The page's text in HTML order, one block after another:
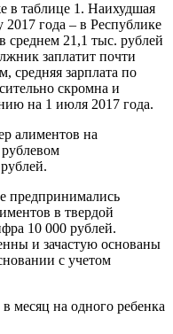
в таблице 1. Наихудшая
года – в Республике
среднем 21,1 тыс. рублей
заплатит почти
средняя зарплата по
скромна и
на 1 июля 2017 года.
алиментов на
предпринимались
в твердой
10 000 рублей.
и зачастую основаны
с учетом
месяц на одного ребенка